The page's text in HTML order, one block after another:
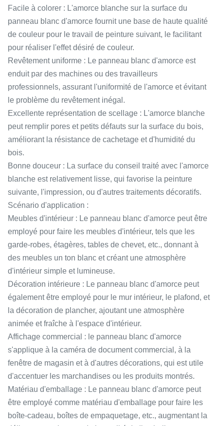
Facile à colorer : L'amorce blanche sur la surface du
panneau blanc d'amorce fournit une base de haute qualité
de couleur pour le travail de peinture suivant, le facilitant
pour réaliser l'effet désiré de couleur.
Revêtement uniforme : Le panneau blanc d'amorce est
enduit par des machines ou des travailleurs
professionnels, assurant l'uniformité de l'amorce et évitant
le problème du revêtement inégal.
Excellente représentation de scellage : L'amorce blanche
peut remplir pores et petits défauts sur la surface du bois,
améliorant la résistance de cachetage et d'humidité du
bois.
Bonne douceur : La surface du conseil traité avec l'amorce
blanche est relativement lisse, qui favorise la peinture
suivante, l'impression, ou d'autres traitements décoratifs.
Scénario d'application :
Meubles d'intérieur : Le panneau blanc d'amorce peut être
employé pour faire les meubles d'intérieur, tels que les
garde-robes, étagères, tables de chevet, etc., donnant à
des meubles un ton blanc et créant une atmosphère
d'intérieur simple et lumineuse.
Décoration intérieure : Le panneau blanc d'amorce peut
également être employé pour le mur intérieur, le plafond, et
la décoration de plancher, ajoutant une atmosphère
animée et fraîche à l'espace d'intérieur.
Affichage commercial : le panneau blanc d'amorce
s'applique à la caméra de document commercial, à la
fenêtre de magasin et à d'autres décorations, qui est utile
d'accentuer les marchandises ou les produits montrés.
Matériau d'emballage : Le panneau blanc d'amorce peut
être employé comme matériau d'emballage pour faire les
boîte-cadeau, boîtes de empaquetage, etc., augmentant la